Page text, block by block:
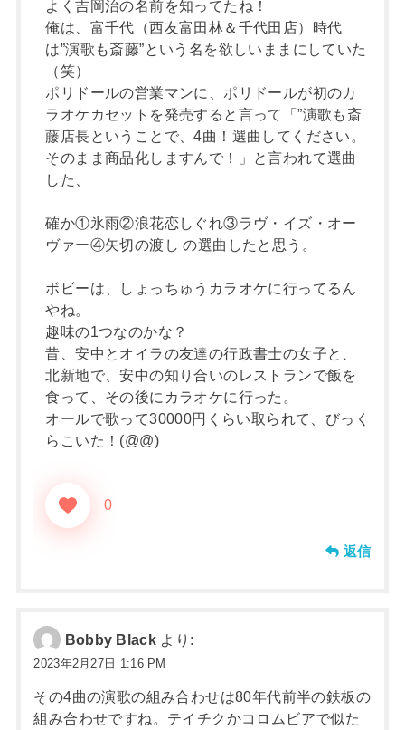
よく吉岡治の名前を知ってたね！
俺は、富千代（西友富田林＆千代田店）時代
は”演歌も斎藤”という名を欲しいままにしていた
（笑）
ポリドールの営業マンに、ポリドールが初のカ
ラオケカセットを発売すると言って「”演歌も斎
藤店長ということで、4曲！選曲してください。
そのまま商品化しますんで！」と言われて選曲
した、
確か①氷雨②浪花恋しぐれ③ラヴ・イズ・オー
ヴァー④矢切の渡し の選曲したと思う。
ボビーは、しょっちゅうカラオケに行ってるん
やね。
趣味の1つなのかな？
昔、安中とオイラの友達の行政書士の女子と、
北新地で、安中の知り合いのレストランで飯を
食って、その後にカラオケに行った。
オールで歌って30000円くらい取られて、びっく
らこいた！(@@)
0
返信
Bobby Black より:
2023年2月27日 1:16 PM
その4曲の演歌の組み合わせは80年代前半の鉄板の
組み合わせですね。テイチクかコロムビアで似た